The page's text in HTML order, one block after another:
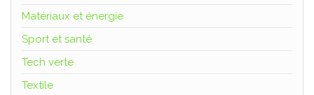
Matériaux et énergie
Sport et santé
Tech verte
Textile